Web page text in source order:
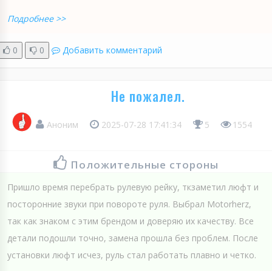
Подробнее >>
0 0 Добавить комментарий
Не пожалел.
Аноним 2025-07-28 17:41:34 5 1554
Положительные стороны
Пришло время перебрать рулевую рейку, ткзаметил люфт и
посторонние звуки при повороте руля. Выбрал Motorherz,
так как знаком с этим брендом и доверяю их качеству. Все
детали подошли точно, замена прошла без проблем. После
установки люфт исчез, руль стал работать плавно и четко.